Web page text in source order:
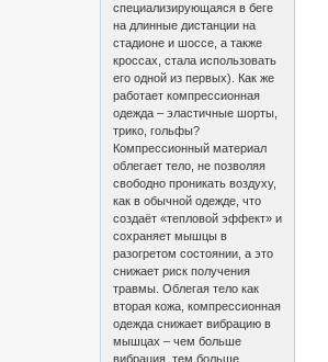
специализирующаяся в беге
на длинные дистанции на
стадионе и шоссе, а также
кроссах, стала использовать
его одной из первых). Как же
работает компрессионная
одежда – эластичные шорты,
трико, гольфы?
Компрессионный материал
облегает тело, не позволяя
свободно проникать воздуху,
как в обычной одежде, что
создаёт «тепловой эффект» и
сохраняет мышцы в
разогретом состоянии, а это
снижает риск получения
травмы. Облегая тело как
вторая кожа, компрессионная
одежда снижает вибрацию в
мышцах – чем больше
вибрация, тем больше